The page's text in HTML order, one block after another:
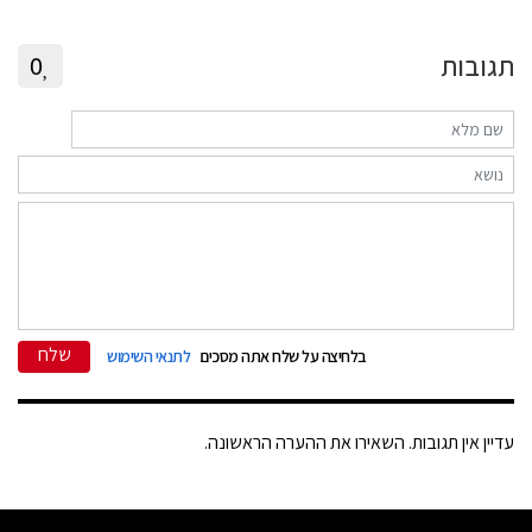
תגובות 0
בלחיצה על שלח אתה מסכים לתנאי השימוש שלח
עדיין אין תגובות. השאירו את ההערה הראשונה.